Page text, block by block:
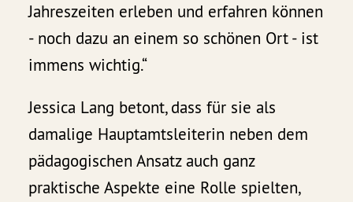
Jahreszeiten erleben und erfahren können
- noch dazu an einem so schönen Ort - ist
immens wichtig.“
Jessica Lang betont, dass für sie als
damalige Hauptamtsleiterin neben dem
pädagogischen Ansatz auch ganz
praktische Aspekte eine Rolle spielten,